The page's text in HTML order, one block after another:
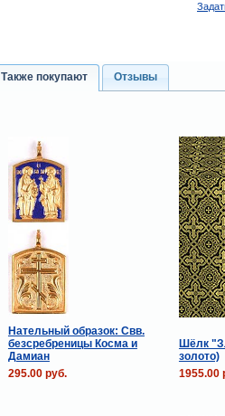
Также покупают Отзывы
Нательный образок: Свв.
безсребреницы Косма и
Дамиан
Шёлк
золото)
295.00 руб.
1955.00